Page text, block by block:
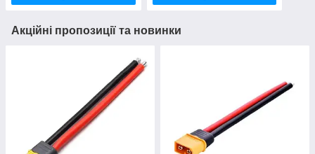
Акційні пропозиції та новинки